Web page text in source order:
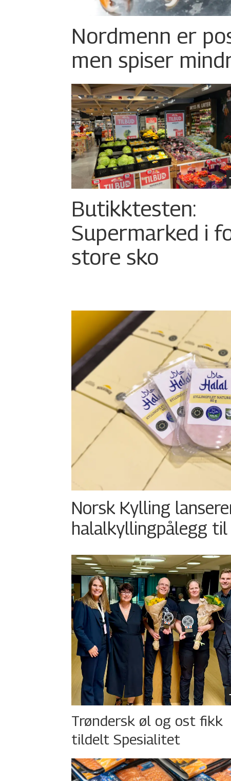
Nordmenn er
men spiser
Butikktesten:
Supermarked i
store sko
Norsk Kylling
halalkyllingpålegg
Trøndersk øl og ost fikk
tildelt Spesialitet